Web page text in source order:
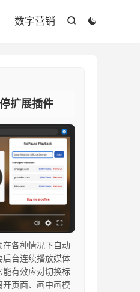


数字营销
扩展插件
各种情况下自动
台连续播放媒体
能有效应对切换标
页面、画中画模